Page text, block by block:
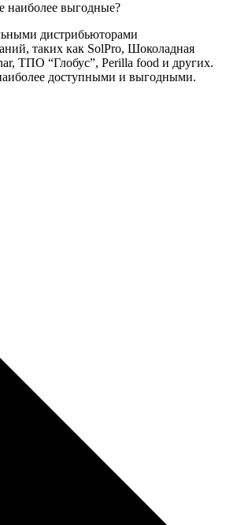
наиболее выгодные?
дистрибьюторами
таких как SolPro, Шоколадная
ТПО “Глобус”, Perilla food и других.
доступными и выгодными.